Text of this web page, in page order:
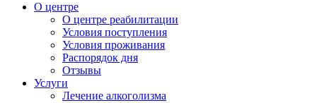
О центре
О центре реабилитации
Условия поступления
Условия проживания
Распорядок дня
Отзывы
Услуги
Лечение алкоголизма